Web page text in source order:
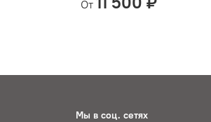
От
Мы в соц. сетях